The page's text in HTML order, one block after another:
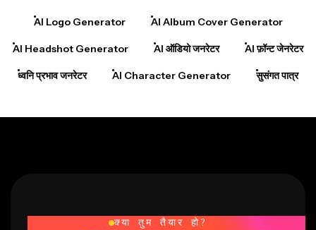
AI Logo Generator AI Album Cover Generator
AI Headshot Generator AI ऑडियो जनरेटर AI फ़ॉन्ट जेनरेटर
ध्वनि प्रभाव जनरेटर AI Character Generator सुसंगत पात्र
क्या तुम तैयार हो?